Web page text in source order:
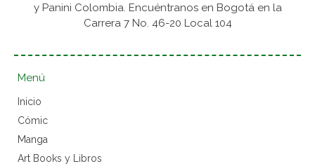
y Panini Colombia. Encuéntranos en Bogotá en la
Carrera 7 No. 46-20 Local 104
Menú
Inicio
Cómic
Manga
Art Books y Libros